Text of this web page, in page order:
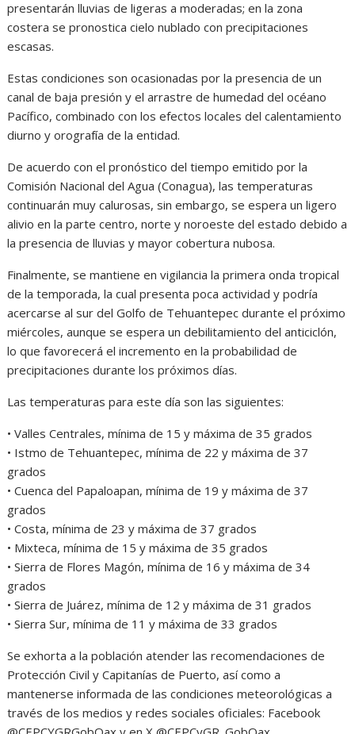
presentarán lluvias de ligeras a moderadas; en la zona
costera se pronostica cielo nublado con precipitaciones
escasas.
Estas condiciones son ocasionadas por la presencia de un
canal de baja presión y el arrastre de humedad del océano
Pacífico, combinado con los efectos locales del calentamiento
diurno y orografía de la entidad.
De acuerdo con el pronóstico del tiempo emitido por la
Comisión Nacional del Agua (Conagua), las temperaturas
continuarán muy calurosas, sin embargo, se espera un ligero
alivio en la parte centro, norte y noroeste del estado debido a
la presencia de lluvias y mayor cobertura nubosa.
Finalmente, se mantiene en vigilancia la primera onda tropical
de la temporada, la cual presenta poca actividad y podría
acercarse al sur del Golfo de Tehuantepec durante el próximo
miércoles, aunque se espera un debilitamiento del anticiclón,
lo que favorecerá el incremento en la probabilidad de
precipitaciones durante los próximos días.
Las temperaturas para este día son las siguientes:
• Valles Centrales, mínima de 15 y máxima de 35 grados
• Istmo de Tehuantepec, mínima de 22 y máxima de 37
grados
• Cuenca del Papaloapan, mínima de 19 y máxima de 37
grados
• Costa, mínima de 23 y máxima de 37 grados
• Mixteca, mínima de 15 y máxima de 35 grados
• Sierra de Flores Magón, mínima de 16 y máxima de 34
grados
• Sierra de Juárez, mínima de 12 y máxima de 31 grados
• Sierra Sur, mínima de 11 y máxima de 33 grados
Se exhorta a la población atender las recomendaciones de
Protección Civil y Capitanías de Puerto, así como a
mantenerse informada de las condiciones meteorológicas a
través de los medios y redes sociales oficiales: Facebook